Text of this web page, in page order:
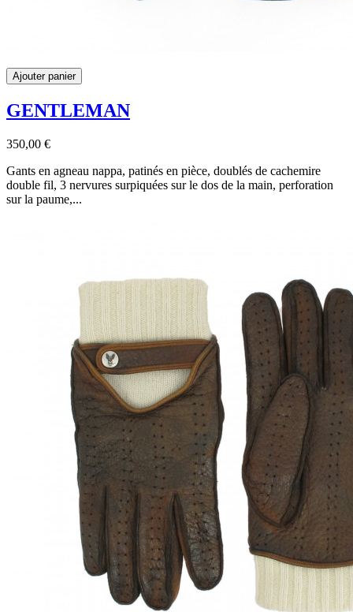
Ajouter panier
GENTLEMAN
350,00 €
Gants en agneau nappa, patinés en pièce, doublés de cachemire
double fil, 3 nervures surpiquées sur le dos de la main, perforation
sur la paume,...